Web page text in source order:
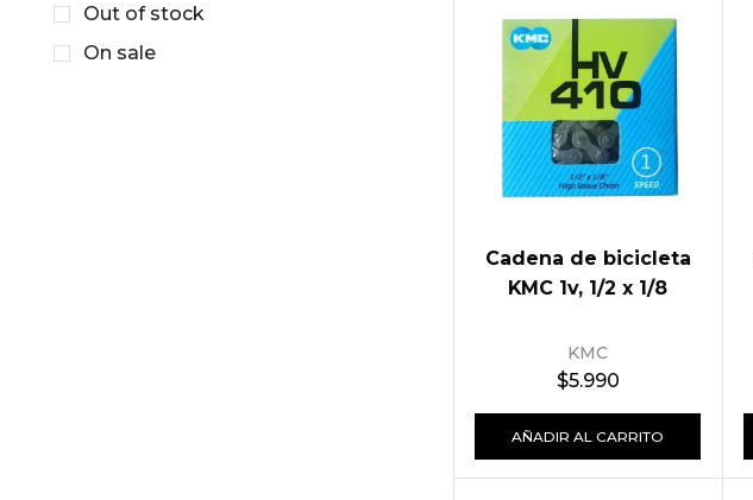
Cadena de bicicleta
KMC 1v, 1/2 x 1/8
KMC
$5.990
AÑADIR AL CARRITO
Out of stock
On sale